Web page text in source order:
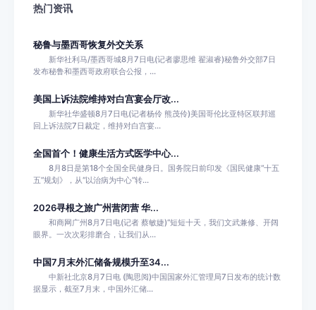
热门资讯
秘鲁与墨西哥恢复外交关系
新华社利马/墨西哥城8月7日电(记者廖思维 翟淑睿)秘鲁外交部7日
发布秘鲁和墨西哥政府联合公报，...
美国上诉法院维持对白宫宴会厅改...
新华社华盛顿8月7日电(记者杨伶 熊茂伶)美国哥伦比亚特区联邦巡
回上诉法院7日裁定，维持对白宫宴...
全国首个！健康生活方式医学中心...
8月8日是第18个全国全民健身日。国务院日前印发《国民健康“十五
五”规划》，从“以治病为中心”转...
2026寻根之旅广州营闭营 华...
和商网广州8月7日电(记者 蔡敏婕)“短短十天，我们文武兼修、开阔
眼界。一次次彩排磨合，让我们从...
中国7月末外汇储备规模升至34...
中新社北京8月7日电 (陶思阅)中国国家外汇管理局7日发布的统计数
据显示，截至7月末，中国外汇储...